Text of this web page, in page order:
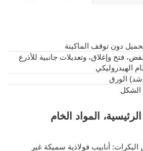
دون توقف الماكينة
فتح وإغلاق، وتعديلات جانبية للأذرع
الهيدروليكي
الورق
المواد الخام
أنابيب فولاذية سميكة غير